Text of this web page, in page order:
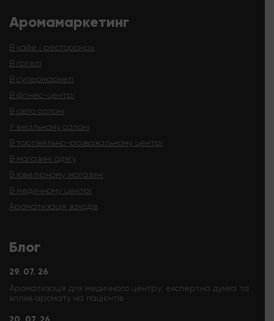
Аромамаркетинг
В кафе і ресторанах
В готелі
В супермаркеті
В фітнес-центрі
В авто салоні
У весільному салоні
В торгівельно-розважальному центрі
В магазині одягу
В ювелірному магазині
В медичному центрі
Ароматизація заходів
Блог
29. 07. 26
Ароматизація для медичного центру: експертна думка та
вплив аромату на пацієнтів